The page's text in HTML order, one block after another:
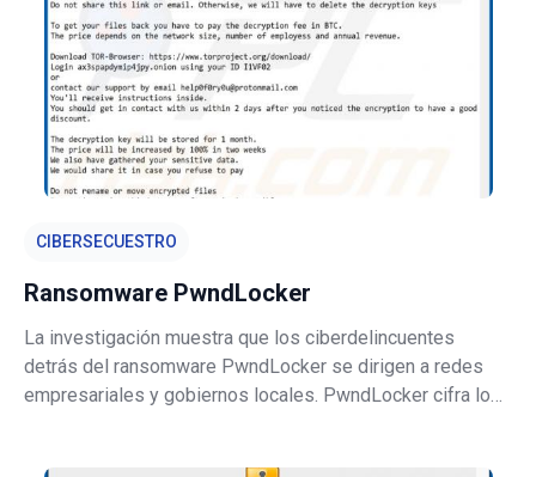
CIBERSECUESTRO
Ransomware PwndLocker
La investigación muestra que los ciberdelincuentes
detrás del ransomware PwndLocker se dirigen a redes
empresariales y gobiernos locales. PwndLocker cifra los